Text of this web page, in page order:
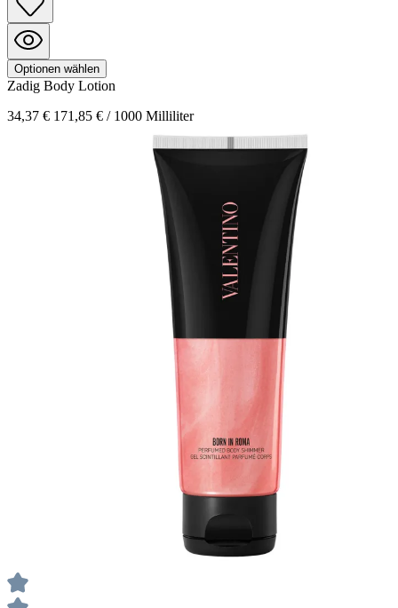
Optionen wählen
Zadig Body Lotion
34,37 € 171,85 € / 1000 Milliliter